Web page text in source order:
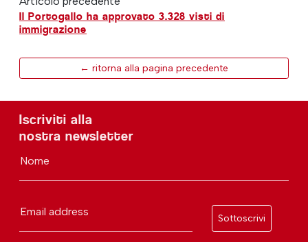
Il Portogallo ha approvato 3.328 visti di
immigrazione
← ritorna alla pagina precedente
Iscriviti alla
nostra newsletter
Nome
Email address
Sottoscrivi